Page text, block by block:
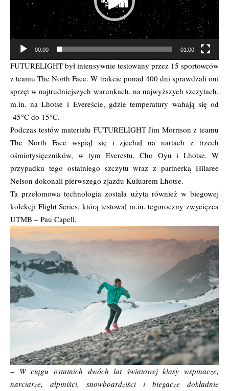
00:00 01:00
FUTURELIGHT był intensywnie testowany przez 15 sportowców
z teamu The North Face. W trakcie ponad 400 dni sprawdzali oni
sprzęt w najtrudniejszych warunkach, na najwyższych szczytach,
m.in. na Lhotse i Evereście, gdzie temperatury wahają się od
-45°C do 15°C.
Podczas testów materiału FUTURELIGHT Jim Morrison z teamu
The North Face wspiął się i zjechał na nartach z trzech
ośmiotysięczników, w tym Everestu, Cho Oyu i Lhotse. W
przypadku tego ostatniego szczytu wraz z partnerką Hilaree
Nelson dokonali pierwszego zjazdu Kuluarem Lhotse.
Ta przełomowa technologia została użyta również w biegowej
kolekcji Flight Series, którą testował m.in. tegoroczny zwycięzca
UTMB – Pau Capell.
− W ciągu ostatnich dwóch lat światowej klasy wspinacze,
narciarze, alpiniści, snowboardziści i biegacze dokładnie